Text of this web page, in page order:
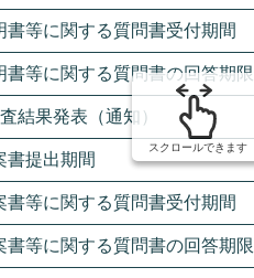
書等に関する質問書受付期間
書等に関する質問書の回答期限
結果発表（通知）
書提出期間
書等に関する質問書受付期間
書等に関する質問書の回答期限
スクロールできます